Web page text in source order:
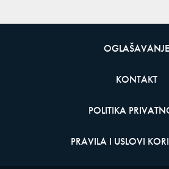
OGLAŠAVANJE
KONTAKT
POLITIKA
PRAVILA I USLOVI